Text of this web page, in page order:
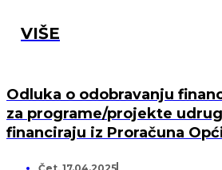
VIŠE
Odluka o odobravanju
za programe/projekte
financiraju iz Proračuna